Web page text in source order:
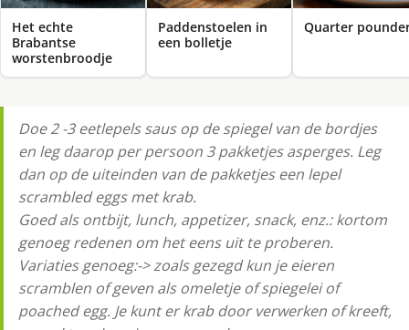
Het echte
Brabantse
worstenbroodje
Paddenstoelen in
een bolletje
Quarter
Doe 2 -3 eetlepels saus op de spiegel van de bordjes
en leg daarop per persoon 3 pakketjes asperges. Leg
dan op de uiteinden van de pakketjes een lepel
scrambled eggs met krab.
Goed als ontbijt, lunch, appetizer, snack, enz.: kortom
genoeg redenen om het eens uit te proberen.
Variaties genoeg:-> zoals gezegd kun je eieren
scramblen of geven als omeletje of spiegelei of
poached egg. Je kunt er krab door verwerken of kreeft,